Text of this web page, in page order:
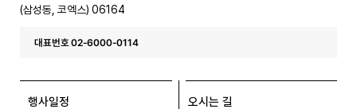
(삼성동, 코엑스) 06164
대표번호 02-6000-0114
행사일정 오시는 길